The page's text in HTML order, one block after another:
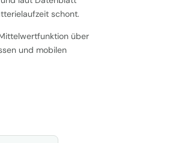
schont.
über
und mobilen